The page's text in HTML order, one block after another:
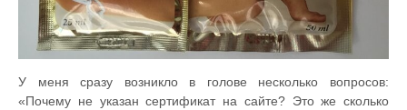
У меня сразу возникло в голове несколько вопросов:
«Почему не указан сертификат на сайте? Это же сколько